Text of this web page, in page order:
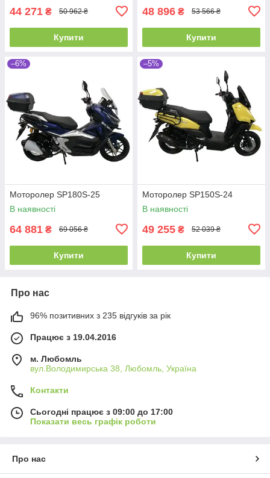
44 271 ₴ 50 962 ₴
Купити
48 896 ₴ 53 566 ₴
Купити
–6%
Моторолер SP180S-25
В наявності
64 881 ₴ 69 056 ₴
Купити
–5%
Моторолер SP150S-24
В наявності
49 255 ₴ 52 039 ₴
Купити
Про нас
96% позитивних з 235 відгуків за рік
Працює з 19.04.2016
м. Любомль
вул.Володимирська 38, Любомль, Україна
Контакти
Сьогодні працює з 09:00 до 17:00
Показати весь графік роботи
Про нас